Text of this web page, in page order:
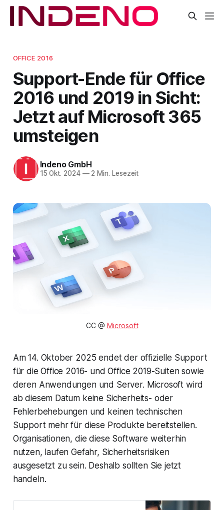
OFFICE 2016
Support-Ende für Office
2016 und 2019 in Sicht:
Jetzt auf Microsoft 365
umsteigen
Indeno GmbH
15 Okt. 2024 —2 Min. Lesezeit
CC @ Microsoft
Am 14. Oktober 2025 endet der offizielle Support
für die Office 2016- und Office 2019-Suiten sowie
deren Anwendungen und Server. Microsoft wird
ab diesem Datum keine Sicherheits- oder
Fehlerbehebungen und keinen technischen
Support mehr für diese Produkte bereitstellen.
Organisationen, die diese Software weiterhin
nutzen, laufen Gefahr, Sicherheitsrisiken
ausgesetzt zu sein. Deshalb sollten Sie jetzt
handeln.